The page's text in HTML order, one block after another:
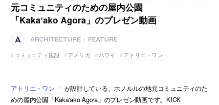
元コミュニティのための屋内公園
「Kaka‘ako Agora」のプレゼン動画
ARCHITECTURE
FEATURE
コミュニティ施設
アメリカ ハワイ アトリエ・ワン
アトリエ・ワン
が設計している、ホノルルの地元コミュニティのた
めの屋内公園「Kaka‘ako Agora」のプレゼン動画です。KICK